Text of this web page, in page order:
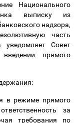
Национального
выписку из
надзора,
часть
уведомляет Совет
прямого
в режиме прямого
за
требования по